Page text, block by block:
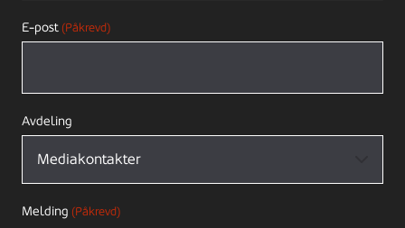
E-post (Påkrevd)
Avdeling
Melding (Påkrevd)